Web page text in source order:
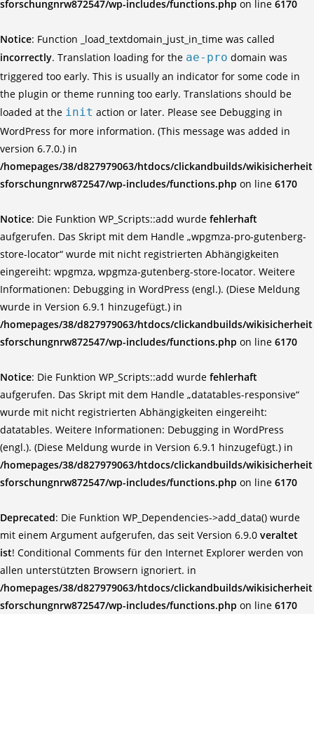
sforschungnrw872547/wp-includes/functions.php on line 6170
Notice: Function _load_textdomain_just_in_time was called
incorrectly. Translation loading for the ae-pro domain was
triggered too early. This is usually an indicator for some code in
the plugin or theme running too early. Translations should be
loaded at the init action or later. Please see Debugging in
WordPress for more information. (This message was added in
version 6.7.0.) in
/homepages/38/d827979063/htdocs/clickandbuilds/wikisicherheit
sforschungnrw872547/wp-includes/functions.php on line 6170
Notice: Die Funktion WP_Scripts::add wurde fehlerhaft
aufgerufen. Das Skript mit dem Handle „wpgmza-pro-gutenberg-
store-locator“ wurde mit nicht registrierten Abhängigkeiten
eingereiht: wpgmza, wpgmza-gutenberg-store-locator. Weitere
Informationen: Debugging in WordPress (engl.). (Diese Meldung
wurde in Version 6.9.1 hinzugefügt.) in
/homepages/38/d827979063/htdocs/clickandbuilds/wikisicherheit
sforschungnrw872547/wp-includes/functions.php on line 6170
Notice: Die Funktion WP_Scripts::add wurde fehlerhaft
aufgerufen. Das Skript mit dem Handle „datatables-responsive“
wurde mit nicht registrierten Abhängigkeiten eingereiht:
datatables. Weitere Informationen: Debugging in WordPress
(engl.). (Diese Meldung wurde in Version 6.9.1 hinzugefügt.) in
/homepages/38/d827979063/htdocs/clickandbuilds/wikisicherheit
sforschungnrw872547/wp-includes/functions.php on line 6170
Deprecated: Die Funktion WP_Dependencies->add_data() wurde
mit einem Argument aufgerufen, das seit Version 6.9.0 veraltet
ist! Conditional Comments für den Internet Explorer werden von
allen unterstützten Browsern ignoriert. in
/homepages/38/d827979063/htdocs/clickandbuilds/wikisicherheit
sforschungnrw872547/wp-includes/functions.php on line 6170